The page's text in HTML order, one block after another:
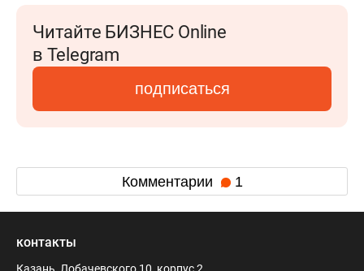
Читайте БИЗНЕС Online
в Telegram
подписаться
Комментарии 1
контакты